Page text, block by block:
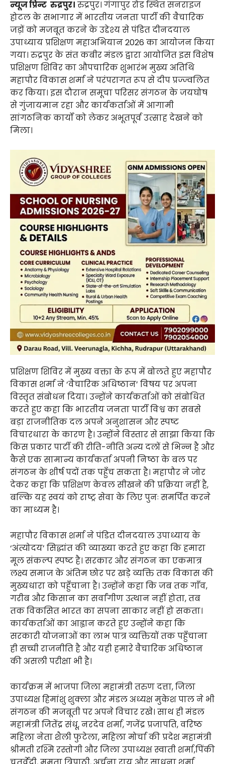
न्यूज प्रिन्ट रुद्रपुर। रुद्रपुर। गंगापुर रोड स्थित सनराइज
होटल के सभागार में भारतीय जनता पार्टी की वैचारिक
जड़ों को मजबूत करने के उद्देश्य से पंडित दीनदयाल
उपाध्याय प्रशिक्षण महाअभियान 2026 का आयोजन किया
गया। रुद्रपुर के संत कबीर मंडल द्वारा आयोजित इस विशेष
प्रशिक्षण शिविर का औपचारिक शुभारंभ मुख्य अतिथि
महापौर विकास शर्मा ने परंपरागत रूप से दीप प्रज्ज्वलित
कर किया। इस दौरान समूचा परिसर संगठन के जयघोष
से गुंजायमान रहा और कार्यकर्ताओं में आगामी
सांगठनिक कार्यों को लेकर अभूतपूर्व उत्साह देखने को
मिला।
प्रशिक्षण शिविर में मुख्य वक्ता के रूप में बोलते हुए महापौर
विकास शर्मा ने ‘वैचारिक अधिष्ठान’ विषय पर अपना
विस्तृत संबोधन दिया। उन्होंने कार्यकर्ताओं को संबोधित
करते हुए कहा कि भारतीय जनता पार्टी विश्व का सबसे
बड़ा राजनीतिक दल अपने अनुशासन और स्पष्ट
विचारधारा के कारण है। उन्होंने विस्तार से साझा किया कि
किस प्रकार पार्टी की रीति-नीति अन्य दलों से भिन्न है और
कैसे एक सामान्य कार्यकर्ता अपनी निष्ठा के बल पर
संगठन के शीर्ष पदों तक पहुँच सकता है। महापौर ने जोर
देकर कहा कि प्रशिक्षण केवल सीखने की प्रक्रिया नहीं है,
बल्कि यह स्वयं को राष्ट्र सेवा के लिए पुनः समर्पित करने
का माध्यम है।
महापौर विकास शर्मा ने पंडित दीनदयाल उपाध्याय के
‘अंत्योदय’ सिद्धांत की व्याख्या करते हुए कहा कि हमारा
मूल संकल्प स्पष्ट है। सरकार और संगठन का एकमात्र
लक्ष्य समाज के अंतिम छोर पर खड़े व्यक्ति तक विकास की
मुख्यधारा को पहुँचाना है। उन्होंने कहा कि जब तक गाँव,
गरीब और किसान का सर्वांगीण उत्थान नहीं होता, तब
तक विकसित भारत का सपना साकार नहीं हो सकता।
कार्यकर्ताओं का आह्वान करते हुए उन्होंने कहा कि
सरकारी योजनाओं का लाभ पात्र व्यक्तियों तक पहुँचाना
ही सच्ची राजनीति है और यही हमारे वैचारिक अधिष्ठान
की असली परीक्षा भी है।
कार्यक्रम में भाजपा जिला महामंत्री तरुण दत्ता, जिला
उपाध्यक्ष हिमांशु शुक्ला और मंडल अध्यक्ष मुकेश पाल ने भी
संगठन की मजबूती पर अपने विचार रखे। साथ ही मंडल
महामंत्री जितेंद्र संधू, नरदेव शर्मा, गजेंद्र प्रजापति, वरिष्ठ
महिला नेता शैली फुटेला, महिला मोर्चा की प्रदेश महामंत्री
श्रीमती रश्मि रस्तोगी और जिला उपाध्यक्ष स्वाती शर्मा,पिंकी